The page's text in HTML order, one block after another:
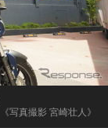
《写真撮影 宮崎壮人》